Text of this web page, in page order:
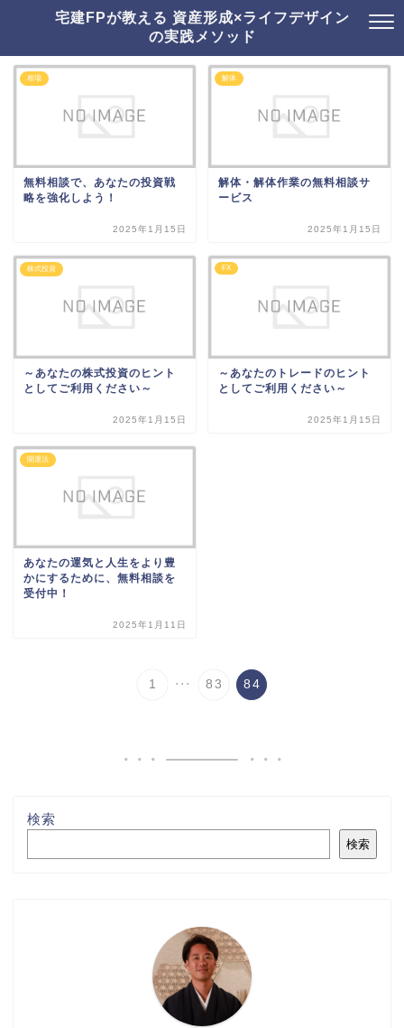
宅建FPが教える 資産形成×ライフデザイン
の実践メソッド
相場
無料相談で、あなたの投資戦
略を強化しよう！
2025年1月15日
解体
解体・解体作業の無料相談サ
ービス
2025年1月15日
株式投資
～あなたの株式投資のヒント
としてご利用ください～
2025年1月15日
FX
～あなたのトレードのヒント
としてご利用ください～
2025年1月15日
開運法
あなたの運気と人生をより豊
かにするために、無料相談を
受付中！
2025年1月11日
1 ... 83 84
検索
検索